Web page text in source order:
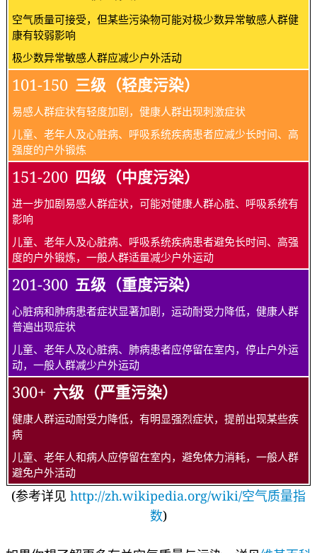
空气质量可接受，但某些污染物可能对极少数异常敏感人群健
康有较弱影响
极少数异常敏感人群应减少户外活动
101-150 三级（轻度污染）
易感人群症状有轻度加剧，健康人群出现刺激症状
儿童、老年人及心脏病、呼吸系统疾病患者应减少长时间、高
强度的户外锻炼
151-200 四级（中度污染）
进一步加剧易感人群症状，可能对健康人群心脏、呼吸系统有
影响
儿童、老年人及心脏病、呼吸系统疾病患者避免长时间、高强
度的户外锻炼，一般人群适量减少户外运动
201-300 五级（重度污染）
心脏病和肺病患者症状显著加剧，运动耐受力降低，健康人群
普遍出现症状
儿童、老年人及心脏病、肺病患者应停留在室内，停止户外运
动，一般人群减少户外运动
300+ 六级（严重污染）
健康人群运动耐受力降低，有明显强烈症状，提前出现某些疾
病
儿童、老年人和病人应停留在室内，避免体力消耗，一般人群
避免户外活动
(参考详见 http://zh.wikipedia.org/wiki/空气质量指
数)